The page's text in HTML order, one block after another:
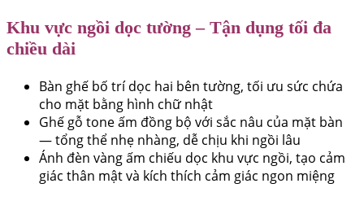
Khu vực ngồi dọc tường – Tận dụng tối đa
chiều dài
Bàn ghế bố trí dọc hai bên tường, tối ưu sức chứa
cho mặt bằng hình chữ nhật
Ghế gỗ tone ấm đồng bộ với sắc nâu của mặt bàn
— tổng thể nhẹ nhàng, dễ chịu khi ngồi lâu
Ánh đèn vàng ấm chiếu dọc khu vực ngồi, tạo cảm
giác thân mật và kích thích cảm giác ngon miệng